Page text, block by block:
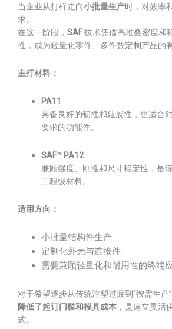
当企业从打样走向小批量生产时，对效率
求。
在这一阶段， SAF技术凭借高堆叠密度和
性，成为轻量化零件、多件数定制产品的
主打材料：
PA11
具备良好的韧性和延展性，更适合
要求的功能件。
SAF™ PA12
兼顾强度、刚性和尺寸稳定性，是
工程级材料。
适用方向：
小批量结构件生产
定制化外壳与连接件
需要兼顾轻量化和耐用性的终端
对于希望逐步从传统注塑过渡到“按需生产
降低了起订门槛和模具成本 ，是建立灵活
式。